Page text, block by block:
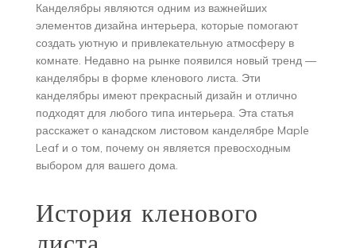
Канделябры являются одним из важнейших
элементов дизайна интерьера, которые помогают
создать уютную и привлекательную атмосферу в
комнате. Недавно на рынке появился новый тренд —
канделябры в форме кленового листа. Эти
канделябры имеют прекрасный дизайн и отлично
подходят для любого типа интерьера. Эта статья
расскажет о канадском листовом канделябре Maple
Leaf и о том, почему он является превосходным
выбором для вашего дома.
История кленового